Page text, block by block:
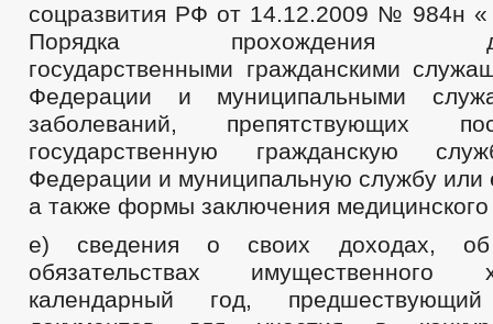
соцразвития РФ от 14.12.2009 № 984н
Порядка прохождения
государственными гражданскими
Федерации и муниципальными
заболеваний, препятствующих
государственную гражданскую
Федерации и муниципальную службу
а также формы заключения
е) сведения о своих доходах,
обязательствах имущественного
календарный год,